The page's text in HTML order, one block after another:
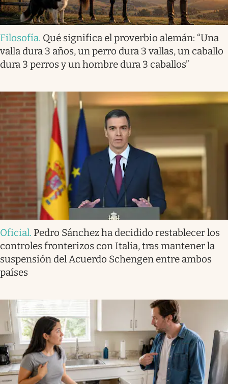
Filosofía. Qué significa el proverbio alemán: “Una
valla dura 3 años, un perro dura 3 vallas, un caballo
dura 3 perros y un hombre dura 3 caballos”
Oficial. Pedro Sánchez ha decidido restablecer los
controles fronterizos con Italia, tras mantener la
suspensión del Acuerdo Schengen entre ambos
países